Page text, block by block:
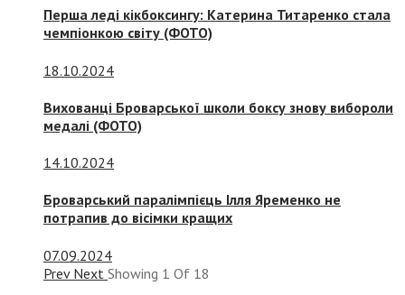
Перша леді кікбоксингу: Катерина Титаренко стала
чемпіонкою світу (ФОТО)
18.10.2024
Вихованці Броварської школи боксу знову вибороли
медалі (ФОТО)
14.10.2024
Броварський паралімпієць Ілля Яременко не
потрапив до вісімки кращих
07.09.2024
Prev Next Showing 1 Of 18